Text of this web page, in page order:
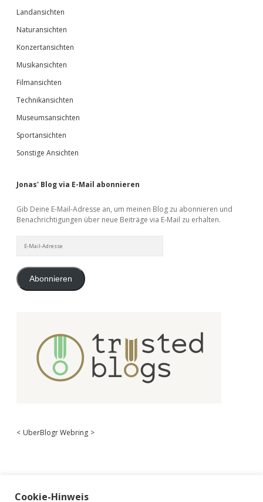
Landansichten
Naturansichten
Konzertansichten
Musikansichten
Filmansichten
Technikansichten
Museumsansichten
Sportansichten
Sonstige Ansichten
Jonas' Blog via E-Mail abonnieren
Gib Deine E-Mail-Adresse an, um meinen Blog zu abonnieren und
Benachrichtigungen über neue Beiträge via E-Mail zu erhalten.
Mail-
Abonnieren
< UberBlogr Webring >
Cookie-Hinweis